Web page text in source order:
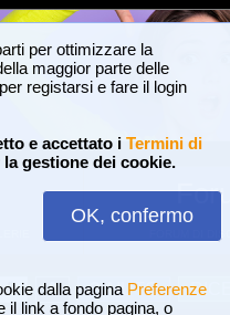
per ottimizzare la
maggior parte delle
registarsi e fare il login
e accettato i Termini di
gestione dei cookie.
OK, confermo
dalla pagina Preferenze
il link a fondo pagina, o
FORUM DI
A A ?AIUTO